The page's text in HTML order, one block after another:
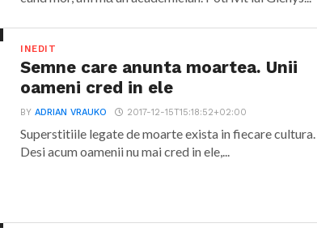
INEDIT
Semne care anunta moartea. Unii
oameni cred in ele
BYADRIAN VRAUKO 2017-12-15T15:18:52+02:00
Superstitiile legate de moarte exista in fiecare cultura.
Desi acum oamenii nu mai cred in ele,...